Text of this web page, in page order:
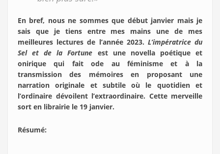
En bref, nous ne sommes que début janvier mais je
sais que je tiens entre mes mains une de mes
meilleures lectures de l’année 2023. L’impératrice du
Sel et de la Fortune est une novella poétique et
onirique qui fait ode au féminisme et à la
transmission des mémoires en proposant une
narration originale et subtile où le quotidien et
l’ordinaire dévoilent l’extraordinaire. Cette merveille
sort en librairie le 19 janvier.
Résumé: